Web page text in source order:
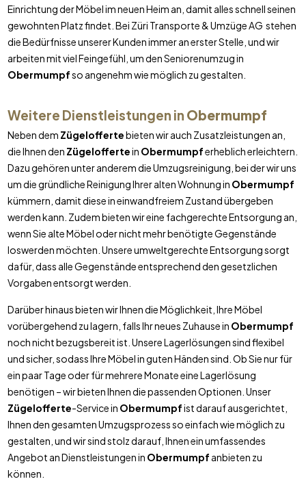
Einrichtung der Möbel im neuen Heim an, damit alles schnell seinen
gewohnten Platz findet. Bei Züri Transporte & Umzüge AG stehen
die Bedürfnisse unserer Kunden immer an erster Stelle, und wir
arbeiten mit viel Feingefühl, um den Seniorenumzug in
Obermumpfso angenehm wie möglich zu gestalten.
Weitere Dienstleistungen in Obermumpf
Neben dem Zügeloffertebieten wir auch Zusatzleistungen an,
die Ihnen den Zügeloffertein Obermumpferheblich erleichtern.
Dazu gehören unter anderem die Umzugsreinigung, bei der wir uns
um die gründliche Reinigung Ihrer alten Wohnung in Obermumpf
kümmern, damit diese in einwandfreiem Zustand übergeben
werden kann. Zudem bieten wir eine fachgerechte Entsorgung an,
wenn Sie alte Möbel oder nicht mehr benötigte Gegenstände
loswerden möchten. Unsere umweltgerechte Entsorgung sorgt
dafür, dass alle Gegenstände entsprechend den gesetzlichen
Vorgaben entsorgt werden.
Darüber hinaus bieten wir Ihnen die Möglichkeit, Ihre Möbel
vorübergehend zu lagern, falls Ihr neues Zuhause in Obermumpf
noch nicht bezugsbereit ist. Unsere Lagerlösungen sind flexibel
und sicher, sodass Ihre Möbel in guten Händen sind. Ob Sie nur für
ein paar Tage oder für mehrere Monate eine Lagerlösung
benötigen – wir bieten Ihnen die passenden Optionen. Unser
Zügelofferte-Service in Obermumpfist darauf ausgerichtet,
Ihnen den gesamten Umzugsprozess so einfach wie möglich zu
gestalten, und wir sind stolz darauf, Ihnen ein umfassendes
Angebot an Dienstleistungen in Obermumpf anbieten zu
können.